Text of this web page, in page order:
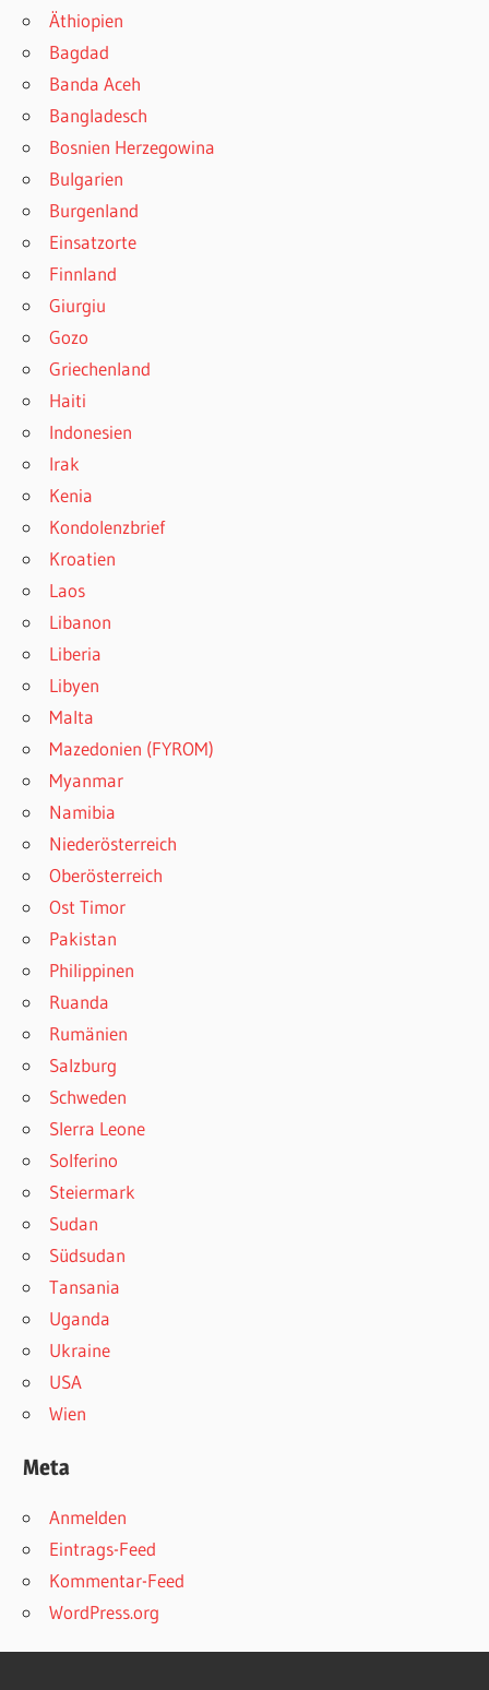
Äthiopien
Bagdad
Banda Aceh
Bangladesch
Bosnien Herzegowina
Bulgarien
Burgenland
Einsatzorte
Finnland
Giurgiu
Gozo
Griechenland
Haiti
Indonesien
Irak
Kenia
Kondolenzbrief
Kroatien
Laos
Libanon
Liberia
Libyen
Malta
Mazedonien (FYROM)
Myanmar
Namibia
Niederösterreich
Oberösterreich
Ost Timor
Pakistan
Philippinen
Ruanda
Rumänien
Salzburg
Schweden
SIerra Leone
Solferino
Steiermark
Sudan
Südsudan
Tansania
Uganda
Ukraine
USA
Wien
Meta
Anmelden
Eintrags-Feed
Kommentar-Feed
WordPress.org